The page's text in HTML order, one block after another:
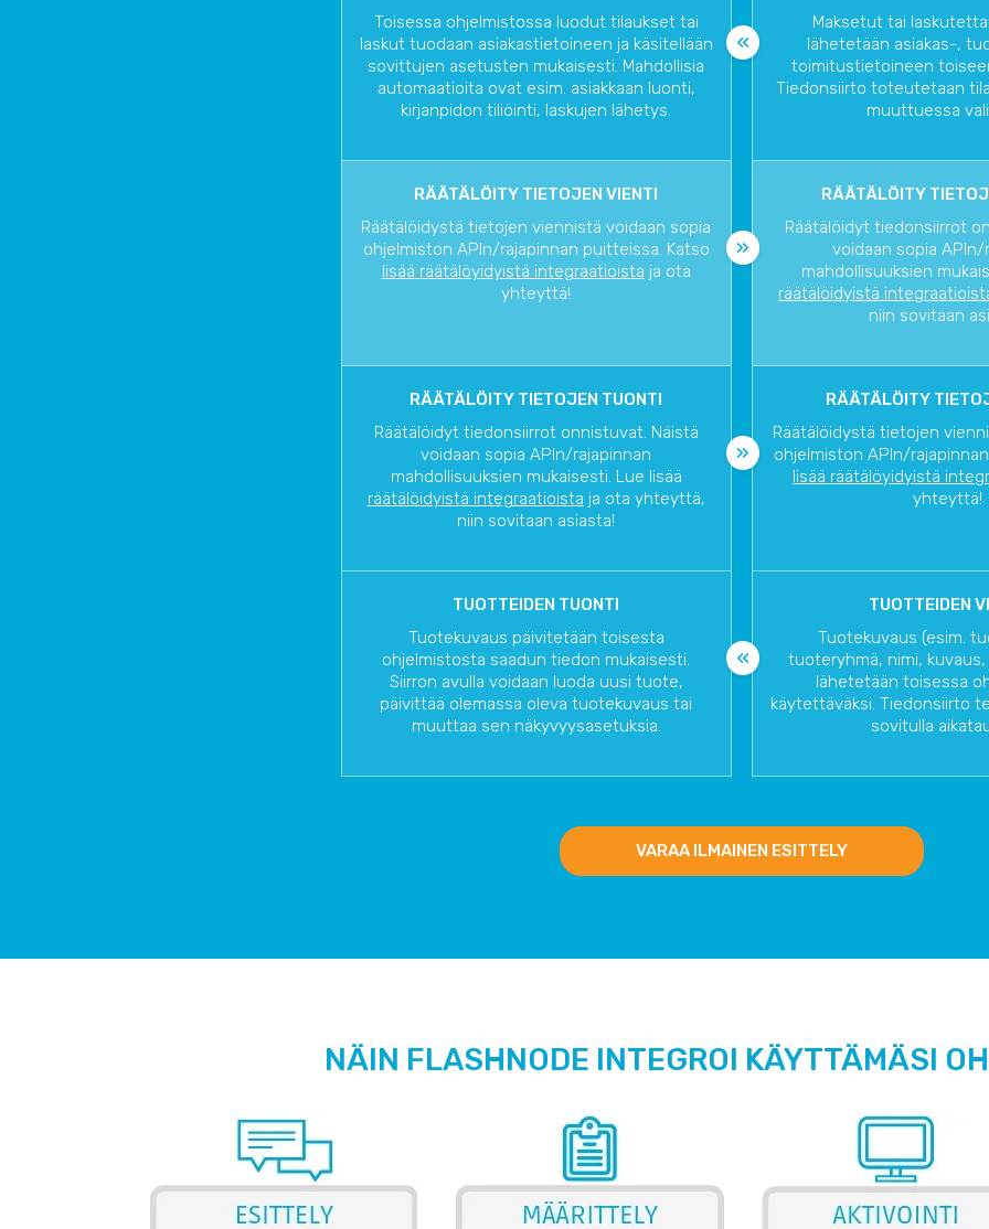
Toisessa ohjelmistossa luodut tilaukset tai
laskut tuodaan asiakastietoineen ja käsitellään
sovittujen asetusten mukaisesti. Mahdollisia
automaatioita ovat esim. asiakkaan luonti,
kirjanpidon tiliöinti, laskujen lähetys.
Maksetut tai
lähetetään asiakas-,
toimitustietoineen
Tiedonsiirto toteutetaan
muuttuessa
RÄÄTÄLÖITY TIETOJEN VIENTI
Räätälöidystä tietojen viennistä voidaan sopia
ohjelmiston APIn/rajapinnan puitteissa. Katso
lisää räätälöyidyistä integraatioista ja ota
yhteyttä!
RÄÄTÄLÖITY
Räätälöidyt tiedonsiirrot
voidaan sopia APIn/
mahdollisuuksien
räätälöidyistä
niin sovitaan
RÄÄTÄLÖITY TIETOJEN TUONTI
Räätälöidyt tiedonsiirrot onnistuvat. Näistä
voidaan sopia APIn/rajapinnan
mahdollisuuksien mukaisesti. Lue lisää
räätälöidyistä integraatioista ja ota yhteyttä,
niin sovitaan asiasta!
RÄÄTÄLÖITY
Räätälöidystä tietojen
ohjelmiston APIn/
lisää räätälöyidyistä
yhteyttä!
TUOTTEIDEN TUONTI
Tuotekuvaus päivitetään toisesta
ohjelmistosta saadun tiedon mukaisesti.
Siirron avulla voidaan luoda uusi tuote,
päivittää olemassa oleva tuotekuvaus tai
muuttaa sen näkyvyysasetuksia.
TUOTTEIDEN
Tuotekuvaus (esim.
tuoteryhmä, nimi, kuvaus,
lähetetään toisessa
käytettäväksi. Tiedonsiirto
sovitulla
VARAA ILMAINEN ESITTELY
NÄIN FLASHNODE INTEGROI KÄYTTÄMÄSI